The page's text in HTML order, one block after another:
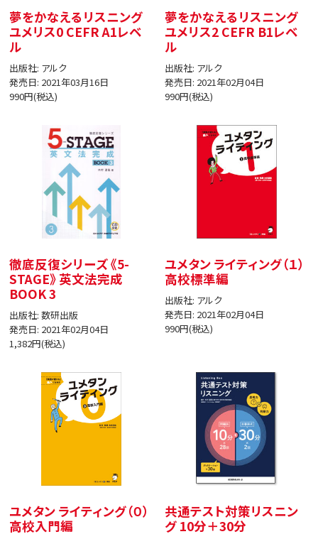
夢をかなえるリスニング
ユメリス0 CEFR A1レベ
ル
出版社: アルク
発売日: 2021年03月16日
990円(税込)
夢をかなえるリスニング
ユメリス2 CEFR B1レベ
ル
出版社: アルク
発売日: 2021年02月04日
990円(税込)
徹底反復シリーズ 《5-
STAGE》 英文法完成
BOOK 3
出版社: 数研出版
発売日: 2021年02月04日
1,382円(税込)
ユメタン ライティング（１）
高校標準編
出版社: アルク
発売日: 2021年02月04日
990円(税込)
ユメタン ライティング（０）
高校入門編
共通テスト対策リスニン
グ 10分＋30分